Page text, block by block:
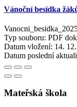
Vánoční besídka
Typ souboru: PDF
Datum vložení: 14.
Datum poslední
Mateřská škola